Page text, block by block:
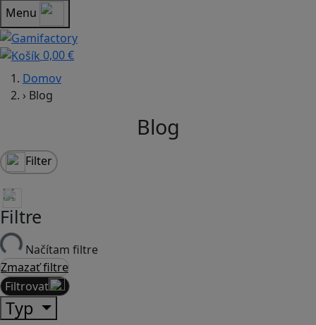
Menu
0,00 €
Domov
› Blog
Blog
Filter
Filtre
Načítam filtre
Zmazať filtre
Filtrovať
Typ